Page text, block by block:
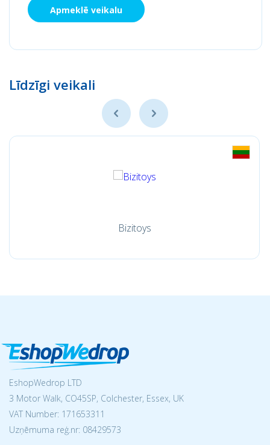
Apmeklē veikalu
Līdzīgi veikali
Bizitoys
EshopWedrop LTD
3 Motor Walk, CO45SP, Colchester, Essex, UK
VAT Number: 171653311
Uzņēmuma reģ.nr: 08429573